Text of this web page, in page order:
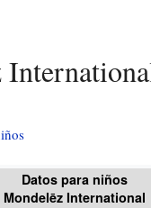
Datos para niños
Mondelēz International